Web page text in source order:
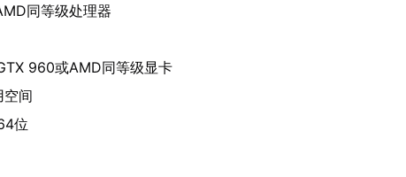
同等级处理器
960或AMD同等级显卡
空间
位